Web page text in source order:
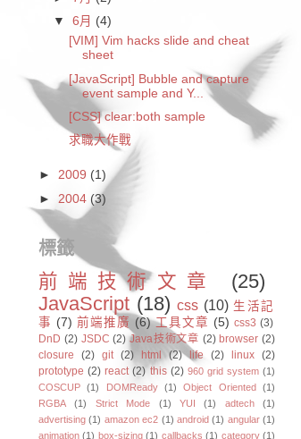
▼6月 (4)
[VIM] Vim hacks slide and cheat
sheet
[JavaScript] Bubble and capture
event sample and Y...
[CSS] clear:both sample
求職大作戰
► 2009 (1)
► 2004 (3)
標籤
前端技術文章
(25)
JavaScript (18) css (10) 生活記
事 (7) 前端推廣 (6) 工具文章 (5) css3 (3)
DnD (2) JSDC (2) Java技術文章 (2) browser (2)
closure
(2) git (2) html (2) life (2) linux (2)
prototype (2) react (2) this (2) 960 grid system (1)
COSCUP
(1) DOMReady (1) Object Oriented
(1)
RGBA
(1) Strict Mode (1) YUI (1) adtech
(1)
advertising (1) amazon ec2 (1) android (1) angular (1)
animation (1) box-sizing (1) callbacks (1) category (1)